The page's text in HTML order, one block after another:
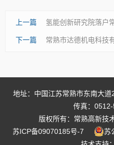
上一篇 氢能创新研究院落户
常熟市达德机电科技
下一篇
地址：中国江苏常熟市东南大道
传真：
版权所有：常熟高新技
苏ICP备09070185号-7
苏